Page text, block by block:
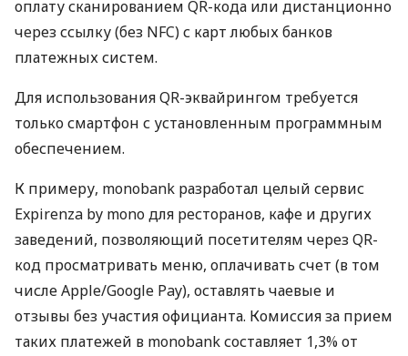
оплату сканированием QR-кода или дистанционно
через ссылку (без NFC) с карт любых банков
платежных систем.
Для использования QR-эквайрингом требуется
только смартфон с установленным программным
обеспечением.
К примеру, monobank разработал целый сервис
Expirenza by mono для ресторанов, кафе и других
заведений, позволяющий посетителям через QR-
код просматривать меню, оплачивать счет (в том
числе Apple/Google Pay), оставлять чаевые и
отзывы без участия официанта. Комиссия за прием
таких платежей в monobank составляет 1,3% от